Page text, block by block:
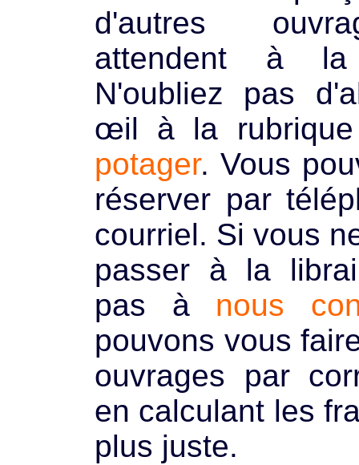
d'autres
attendent à
N'oubliez pas
œil à la
potager. Vous
réserver par
courriel. Si vous
passer à la
pas à nous
pouvons vous
ouvrages par
en calculant les
plus juste.